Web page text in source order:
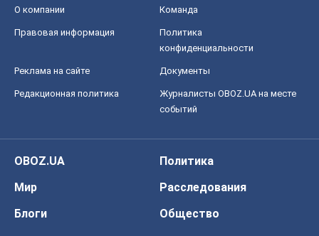
О компании Команда
Правовая информация
Политика
конфиденциальности
Реклама на сайте Документы
Редакционная политика
Журналисты OBOZ.UA на месте
событий
OBOZ.UA
Политика
Мир
Расследования
Блоги
Общество